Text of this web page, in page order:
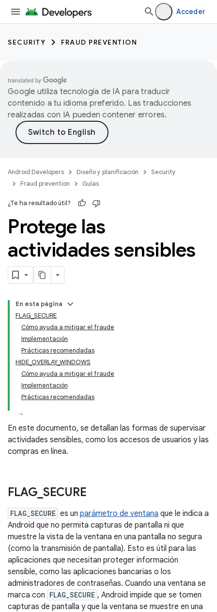
Acceder
SECURITY FRAUD PREVENTION
Google utiliza tecnología de IA para traducir
contenido a tu idioma preferido. Las traducciones
realizadas con IA pueden contener errores.
Android Developers Diseño y planificación
Security
Fraud prevention
Guías
¿Te ha resultado útil?
Protege las
actividades sensibles
En esta página
FLAG_SECURE
Cómo ayuda a mitigar el fraude
Implementación
Prácticas recomendadas
HIDE_OVERLAY_WINDOWS
Cómo ayuda a mitigar el fraude
Implementación
Prácticas recomendadas
En este documento, se detallan las formas de supervisar
actividades sensibles, como los accesos de usuarios y las
compras en línea.
FLAG SECURE
FLAG_SECURE es un parámetro de ventana que le indica a
Android que no permita capturas de pantalla ni que
muestre la vista de la ventana en una pantalla no segura
(como la transmisión de pantalla). Esto es útil para las
aplicaciones que necesitan proteger información
sensible, como las aplicaciones bancarias o los
administradores de contraseñas. Cuando una ventana se
marca con FLAG_SECURE , Android impide que se tomen
capturas de pantalla y que la ventana se muestre en una